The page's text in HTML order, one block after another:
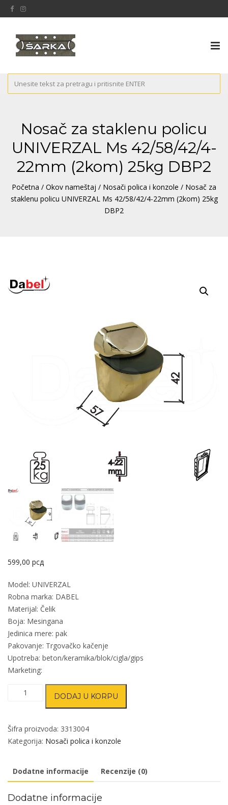
Nosač za staklenu policu
UNIVERZAL Ms 42/58/42/4-
22mm (2kom) 25kg DBP2
Početna / Okov nameštaj / Nosači polica i konzole / Nosač za
staklenu policu UNIVERZAL Ms 42/58/42/4-22mm (2kom) 25kg
DBP2
599,00 рсд
Model: UNIVERZAL
Robna marka: DABEL
Materijal: Čelik
Boja: Mesingana
Jedinica mere: pak
Pakovanje: Trgovačko kačenje
Upotreba: beton/keramika/blok/cigla/gips
Marketing:
Nosač
policu
UNIVERZAL
22mm
25kg
DODAJ U KORPU
Šifra proizvoda: 3313004
Kategorija: Nosači polica i konzole
Dodatne informacije Recenzije (0)
Dodatne informacije